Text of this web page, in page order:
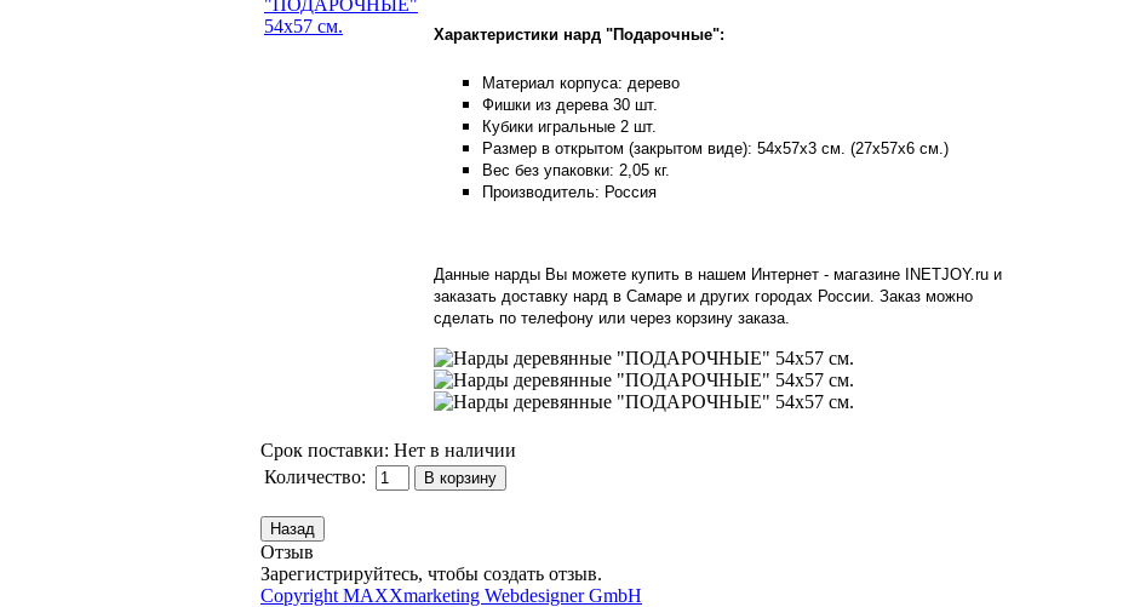
Характеристики нард "Подарочные":
Материал корпуса: дерево
Фишки из дерева 30 шт.
Кубики игральные 2 шт.
Размер в открытом (закрытом виде): 54х57х3 см. (27х57х6 см.)
Вес без упаковки: 2,05 кг.
Производитель: Россия
Данные нарды Вы можете купить в нашем Интернет - магазине INETJOY.ru и
заказать доставку нард в Самаре и других городах России. Заказ можно
сделать по телефону или через корзину заказа.
Срок поставки: Нет в наличии
Количество:
Отзыв
Зарегистрируйтесь, чтобы создать отзыв.
Copyright MAXXmarketing Webdesigner GmbH